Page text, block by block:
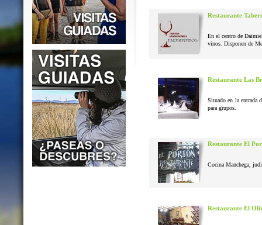
Restaurante
En el centro de
vinos. Disponen de
Restaurante Las
Situado en la entrada
para grupos.
Restaurante El
Cocina Manchega,
Restaurante El